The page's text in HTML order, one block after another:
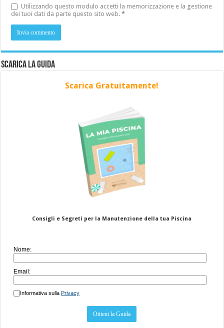
Utilizzando questo modulo accetti la memorizzazione e la gestione
dei tuoi dati da parte questo sito web.*
Scarica la Guida
Scarica Gratuitamente!
Consigli e Segreti per la Manutenzione della tua Piscina
Nome:
Email:
Informativa sulla Privacy